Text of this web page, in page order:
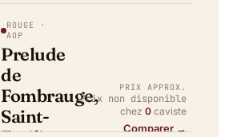
ROUGE
·
AOP
Prelude
de
Fombrauge,
Saint-
PRIX APPROX.
Prix non disponible
chez 0 caviste
Comparer →